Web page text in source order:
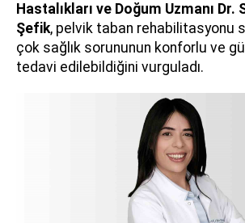
Hastalıkları ve Doğum Uzmanı Dr.
Şefik, pelvik taban rehabilitasyonu
çok sağlık sorununun konforlu ve
tedavi edilebildiğini vurguladı.